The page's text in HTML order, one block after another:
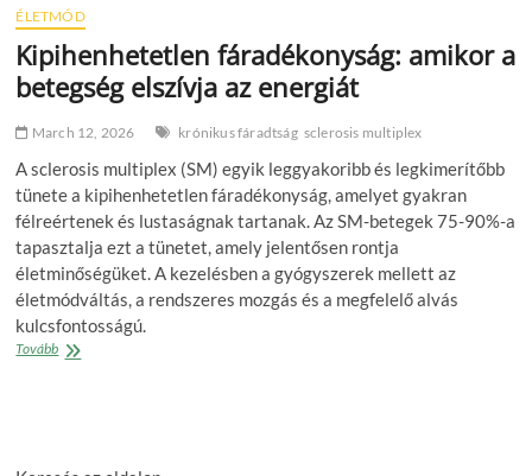
ÉLETMÓD
Kipihenhetetlen fáradékonyság: amikor a
betegség elszívja az energiát
March 12, 2026 krónikus fáradtság sclerosis multiplex
A sclerosis multiplex (SM) egyik leggyakoribb és legkimerítőbb
tünete a kipihenhetetlen fáradékonyság, amelyet gyakran
félreértenek és lustaságnak tartanak. Az SM-betegek 75-90%-a
tapasztalja ezt a tünetet, amely jelentősen rontja
életminőségüket. A kezelésben a gyógyszerek mellett az
életmódváltás, a rendszeres mozgás és a megfelelő alvás
kulcsfontosságú.
TovábbKipihenhetetlen